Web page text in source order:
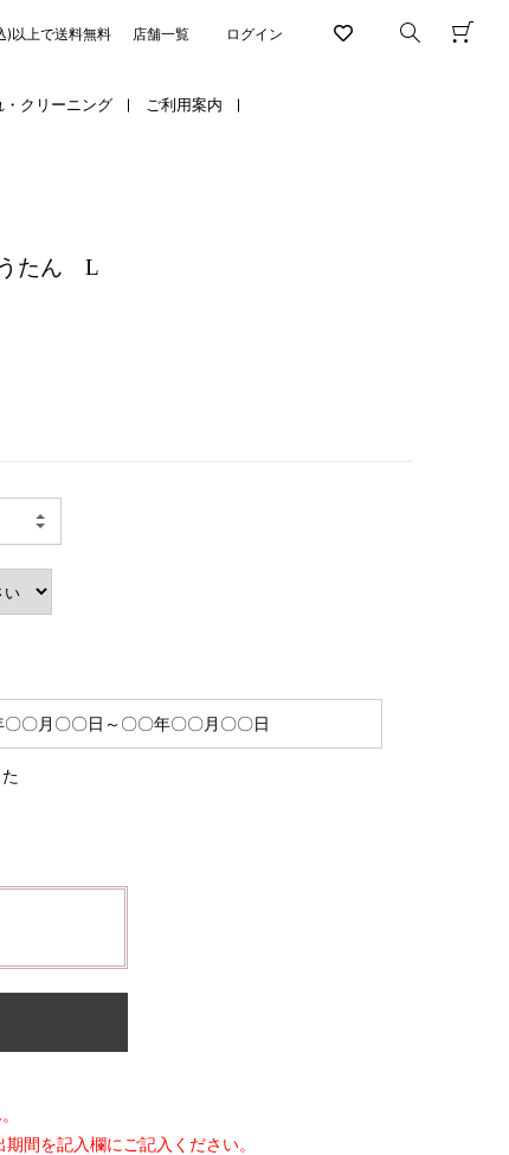
ログイン
)以上で送料無料 店舗一覧
・クリーニング ご利用案内
たん L
間を記入欄にご記入ください。